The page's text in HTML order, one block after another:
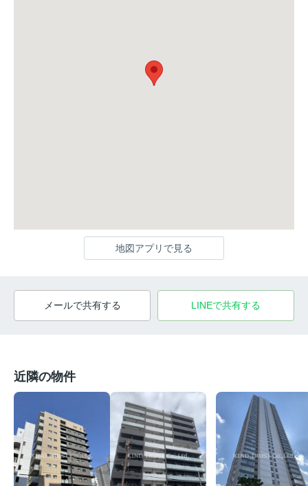
地図アプリで見る
メールで共有する LINEで共有する
近隣の物件